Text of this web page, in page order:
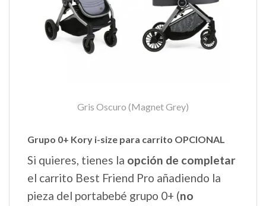
Gris Oscuro (Magnet Grey)
Grupo 0+ Kory i-size para carrito OPCIONAL
Si quieres, tienes la opción de completar
el carrito Best Friend Pro añadiendo la
pieza del portabebé grupo 0+ (no